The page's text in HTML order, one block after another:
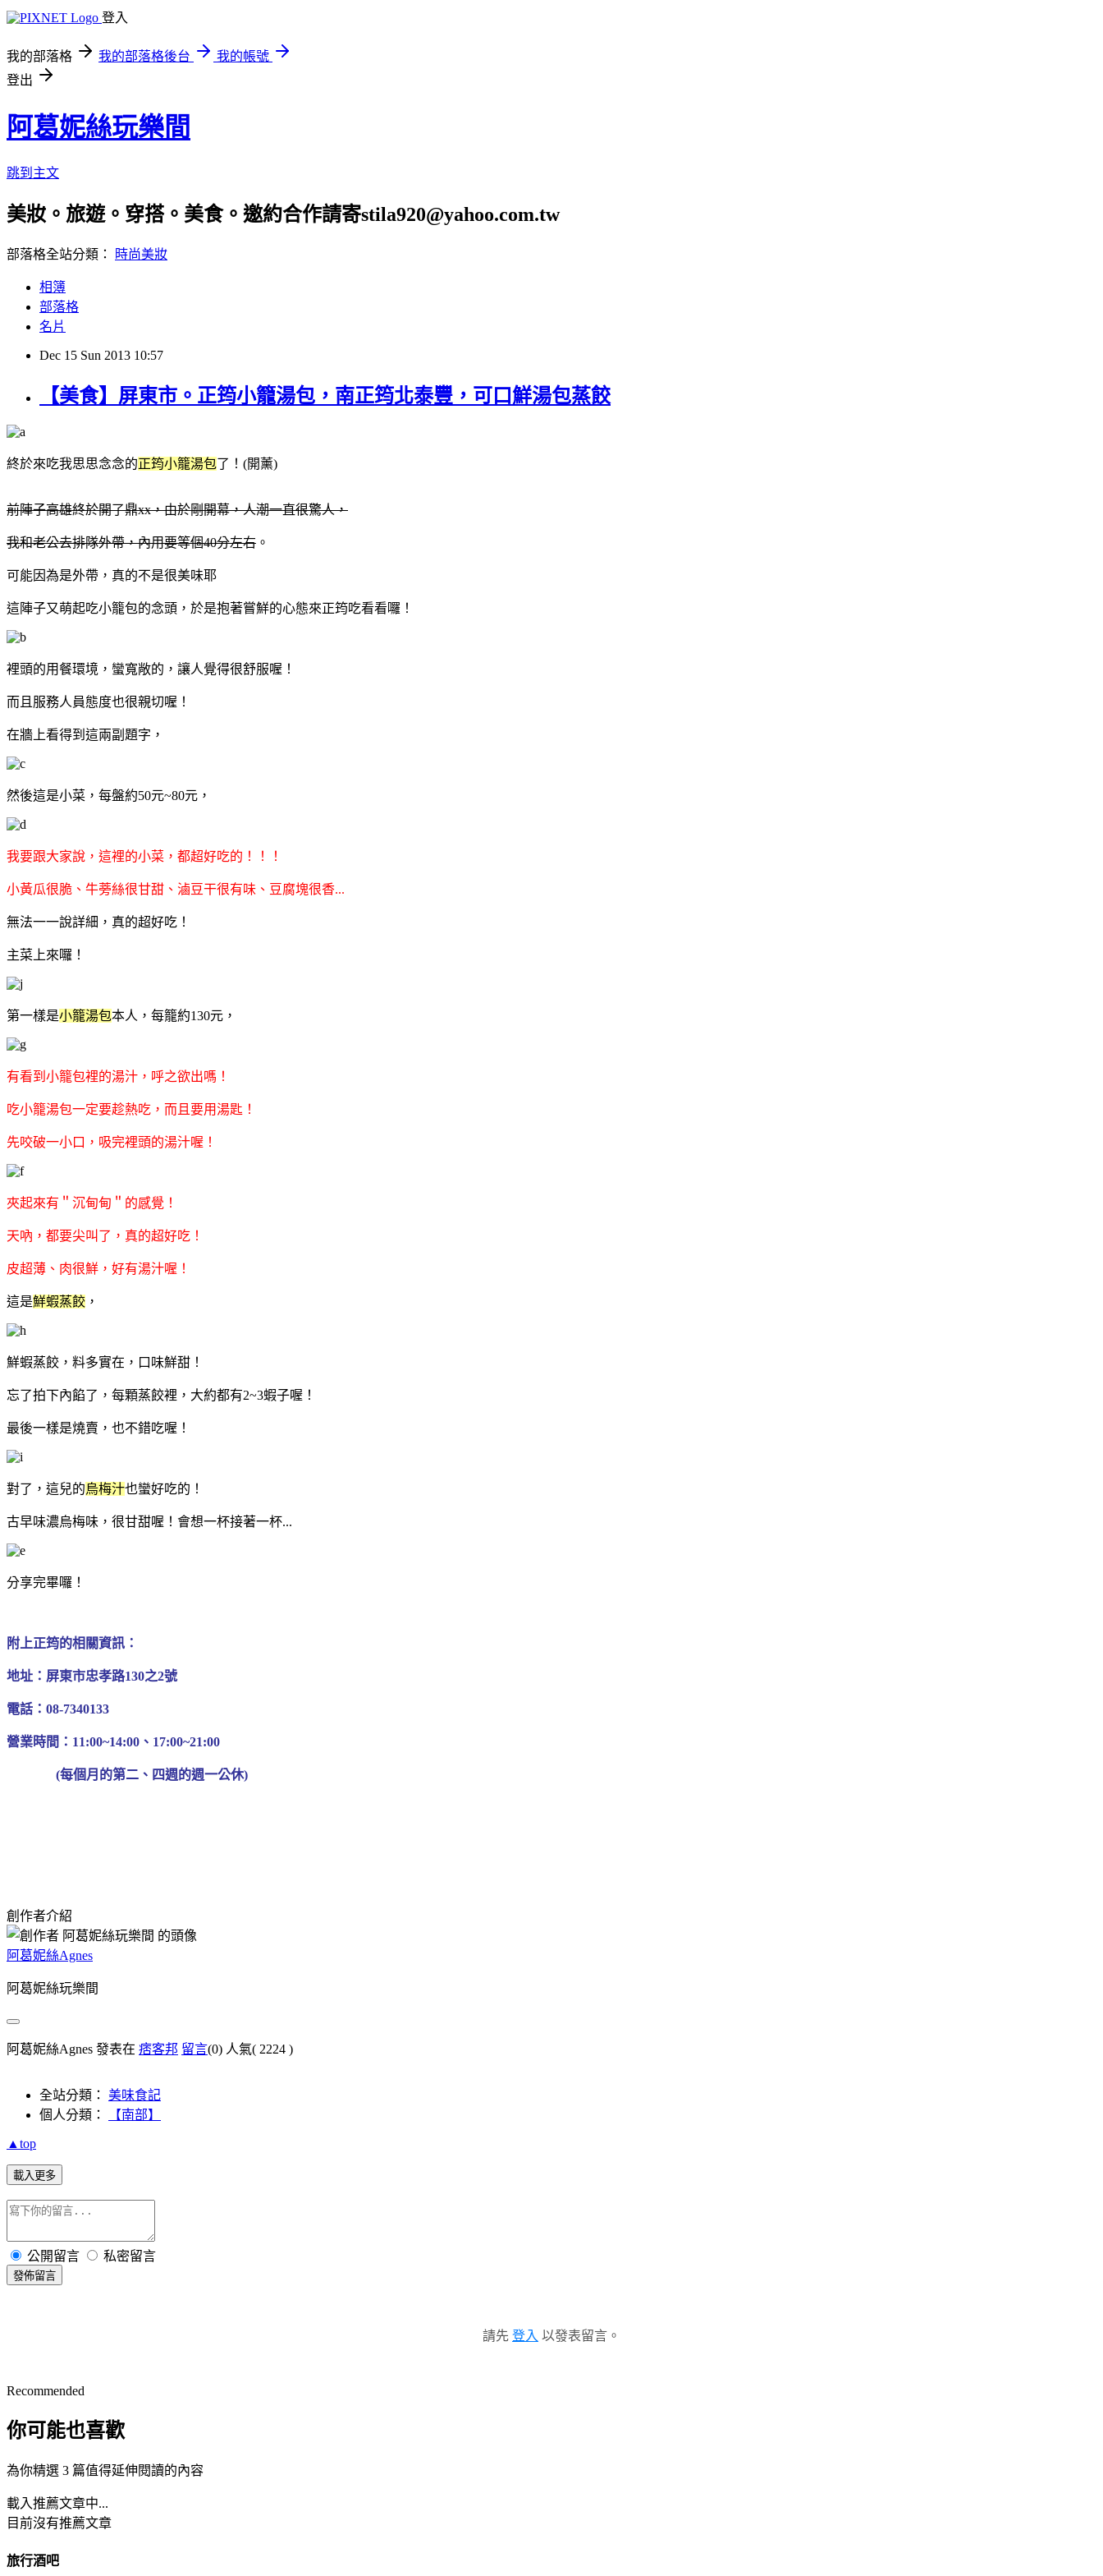
登入
我的部落格 我的部落格後台
我的帳號
登出
阿葛妮絲玩樂間
跳到主文
美妝。旅遊。穿搭。美食。邀約合作請寄stila920@yahoo.com.tw
部落格全站分類： 時尚美妝
相簿
部落格
名片
Dec 15 Sun 2013 10:57
【美食】屏東市。正筠小籠湯包，南正筠北泰豐，可口鮮湯包蒸餃
終於來吃我思思念念的正筠小籠湯包了！(開薰)
前陣子高雄終於開了鼎xx，由於剛開幕，人潮一直很驚人，
我和老公去排隊外帶，內用要等個40分左右 。
可能因為是外帶，真的不是很美味耶
這陣子又萌起吃小籠包的念頭，於是抱著嘗鮮的心態來正筠吃看看囉！
裡頭的用餐環境，蠻寬敞的，讓人覺得很舒服喔！
而且服務人員態度也很親切喔！
在牆上看得到這兩副題字，
然後這是小菜，每盤約50元~80元，
我要跟大家說，這裡的小菜，都超好吃的！！！
小黃瓜很脆、牛蒡絲很甘甜、滷豆干很有味、豆腐塊很香...
無法一一說詳細，真的超好吃！
主菜上來囉！
第一樣是小籠湯包本人，每籠約130元，
有看到小籠包裡的湯汁，呼之欲出嗎！
吃小籠湯包一定要趁熱吃，而且要用湯匙！
先咬破一小口，吸完裡頭的湯汁喔！
夾起來有＂沉甸甸＂的感覺！
天吶，都要尖叫了，真的超好吃！
皮超薄、肉很鮮，好有湯汁喔！
這是鮮蝦蒸餃 ，
鮮蝦蒸餃，料多實在，口味鮮甜！
忘了拍下內餡了，每顆蒸餃裡，大約都有2~3蝦子喔！
最後一樣是燒賣，也不錯吃喔！
對了，這兒的烏梅汁也蠻好吃的！
古早味濃烏梅味，很甘甜喔！會想一杯接著一杯...
分享完畢囉！
附上正筠的相關資訊：
地址：屏東市忠孝路130之2號
電話：08-7340133
營業時間：11:00~14:00、17:00~21:00
(每個月的第二、四週的週一公休)
創作者介紹
阿葛妮絲Agnes
阿葛妮絲玩樂間
阿葛妮絲Agnes 發表在 痞客邦 留言(0) 人氣( 2224 )
全站分類： 美味食記
個人分類：
【南部】
▲top
載入更多
公開留言 私密留言
發佈留言
請先 登入 以發表留言。
Recommended
你可能也喜歡
為你精選 3 篇值得延伸閱讀的內容
載入推薦文章中...
目前沒有推薦文章
旅行酒吧